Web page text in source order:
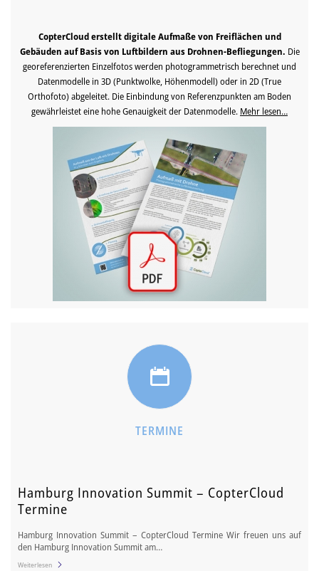
CopterCloud erstellt digitale Aufmaße von Freiflächen und
Gebäuden auf Basis von Luftbildern aus Drohnen-Befliegungen. Die
georeferenzierten Einzelfotos werden photogrammetrisch berechnet und
Datenmodelle in 3D (Punktwolke, Höhenmodell) oder in 2D (True
Orthofoto) abgeleitet. Die Einbindung von Referenzpunkten am Boden
gewährleistet eine hohe Genauigkeit der Datenmodelle. Mehr lesen…
TERMINE
Hamburg Innovation Summit – CopterCloud
Termine
Hamburg Innovation Summit – CopterCloud Termine Wir freuen uns auf
den Hamburg Innovation Summit am…
Weiterlesen